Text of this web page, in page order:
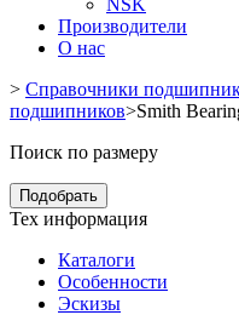
NSK
Производители
О нас
> Справочники
подшипников>Smith
Поиск по размеру
Подобрать
Тех информация
Каталоги
Особенности
Эскизы